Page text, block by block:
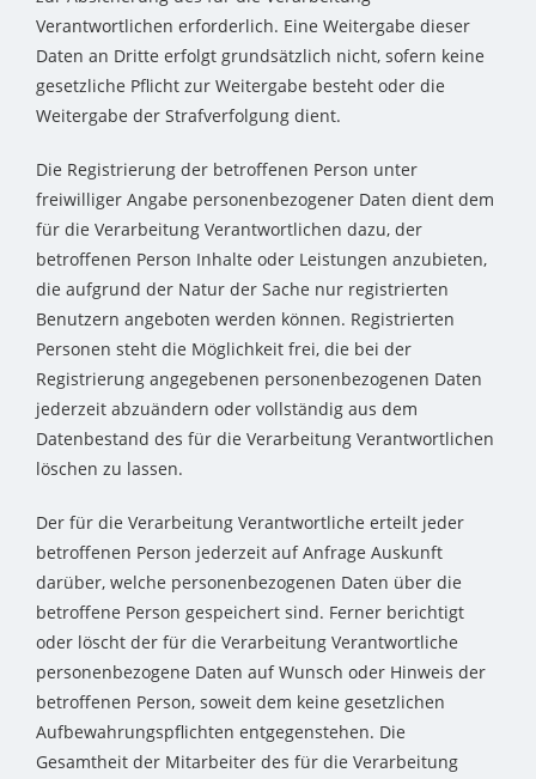
Verantwortlichen erforderlich. Eine Weitergabe dieser
Daten an Dritte erfolgt grundsätzlich nicht, sofern keine
gesetzliche Pflicht zur Weitergabe besteht oder die
Weitergabe der Strafverfolgung dient.
Die Registrierung der betroffenen Person unter
freiwilliger Angabe personenbezogener Daten dient dem
für die Verarbeitung Verantwortlichen dazu, der
betroffenen Person Inhalte oder Leistungen anzubieten,
die aufgrund der Natur der Sache nur registrierten
Benutzern angeboten werden können. Registrierten
Personen steht die Möglichkeit frei, die bei der
Registrierung angegebenen personenbezogenen Daten
jederzeit abzuändern oder vollständig aus dem
Datenbestand des für die Verarbeitung Verantwortlichen
löschen zu lassen.
Der für die Verarbeitung Verantwortliche erteilt jeder
betroffenen Person jederzeit auf Anfrage Auskunft
darüber, welche personenbezogenen Daten über die
betroffene Person gespeichert sind. Ferner berichtigt
oder löscht der für die Verarbeitung Verantwortliche
personenbezogene Daten auf Wunsch oder Hinweis der
betroffenen Person, soweit dem keine gesetzlichen
Aufbewahrungspflichten entgegenstehen. Die
Gesamtheit der Mitarbeiter des für die Verarbeitung